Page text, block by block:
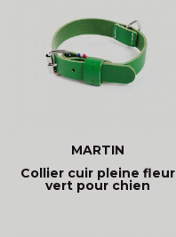
MARTIN
Collier cuir pleine fleur
vert pour chien